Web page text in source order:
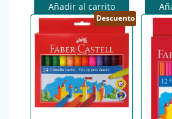
Añadir al carrito
Descuento